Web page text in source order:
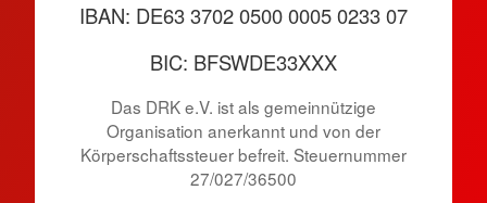
IBAN: DE63 3702 0500 0005 0233 07
BIC: BFSWDE33XXX
Das DRK e.V. ist als gemeinnützige
Organisation anerkannt und von der
Körperschaftssteuer befreit. Steuernummer
27/027/36500